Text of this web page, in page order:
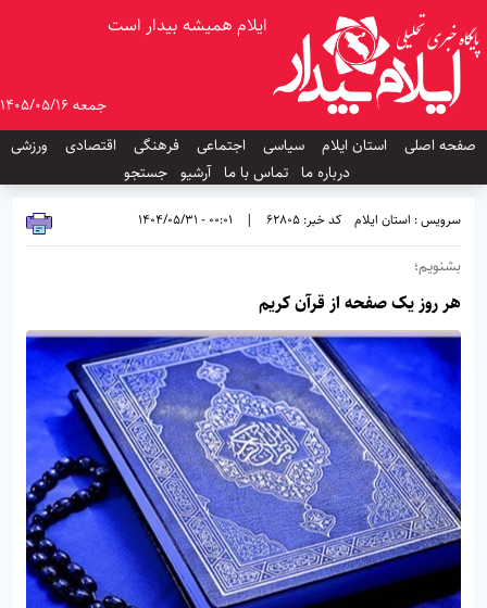
ایلام همیشه بیدار است
جمعه 1405/05/16
صفحه اصلی
استان ایلام سیاسی اجتماعی فرهنگی اقتصادی
ورزشی
درباره ما تماس با ما آرشیو جستجو
سرویس : استان ایلام کد خبر: 62805 |
00:01 - 1404/05/31
بشنویم؛
هر روز یک صفحه از قرآن کریم